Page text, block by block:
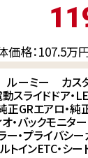
価格：107.5万円
ーミー カス
イドドア・
正GRエアロ・純
・バックモニタ
ー・プライバシー
トインETC・シー